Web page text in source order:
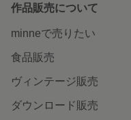
作品販売について
minneで売りたい
食品販売
ヴィンテージ販売
ダウンロード販売